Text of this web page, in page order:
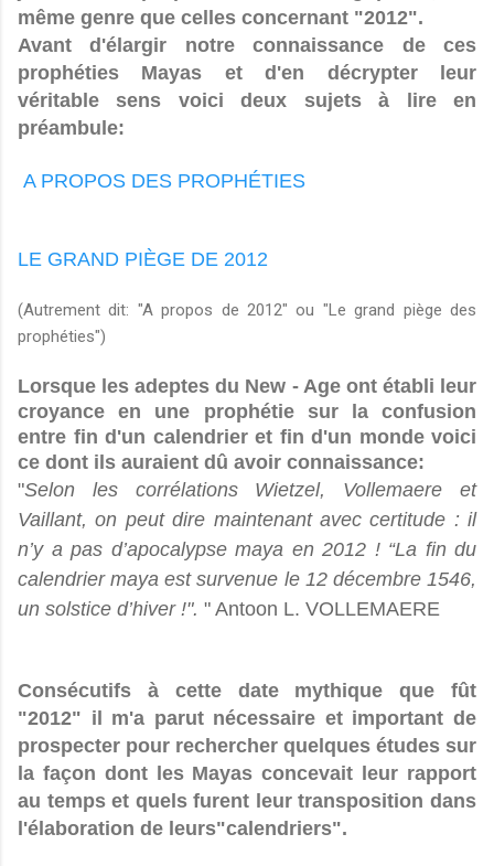
même genre que celles concernant "2012".
Avant d'élargir notre connaissance de ces
prophéties Mayas et d'en décrypter leur
véritable sens voici deux sujets à lire en
préambule:
A PROPOS DES PROPHÉTIES
LE GRAND PIÈGE DE 2012
(Autrement dit: "A propos de 2012" ou "Le grand piège des
prophéties")
Lorsque les adeptes du New - Age ont établi leur
croyance en une prophétie sur la confusion
entre fin d'un calendrier et fin d'un monde voici
ce dont ils auraient dû avoir connaissance:
"Selon les corrélations Wietzel, Vollemaere et
Vaillant, on peut dire maintenant avec certitude : il
n’y a pas d’apocalypse maya en 2012 ! “La fin du
calendrier maya est survenue le 12 décembre 1546,
un solstice d’hiver !". " Antoon L. VOLLEMAERE
Consécutifs à cette date mythique que fût
"2012" il m'a parut nécessaire et important de
prospecter pour rechercher quelques études sur
la façon dont les Mayas concevait leur rapport
au temps et quels furent leur transposition dans
l'élaboration de leurs"calendriers".